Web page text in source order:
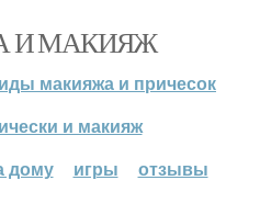
И МАКИЯЖ
макияжа и причесок
и макияж
дому
игры отзывы